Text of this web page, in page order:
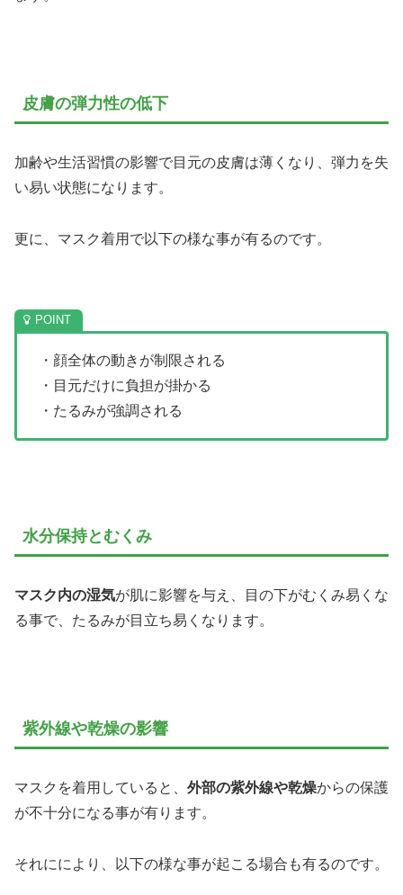
皮膚の弾力性の低下
加齢や生活習慣の影響で目元の皮膚は薄くなり、弾力を失
い易い状態になります。
更に、マスク着用で以下の様な事が有るのです。
・顔全体の動きが制限される
・目元だけに負担が掛かる
・たるみが強調される
水分保持とむくみ
マスク内の湿気が肌に影響を与え、目の下がむくみ易くな
る事で、たるみが目立ち易くなります。
紫外線や乾燥の影響
マスクを着用していると、 外部の紫外線や乾燥からの保護
が不十分になる事が有ります。
それににより、以下の様な事が起こる場合も有るのです。